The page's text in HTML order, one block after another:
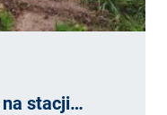
na stacji…